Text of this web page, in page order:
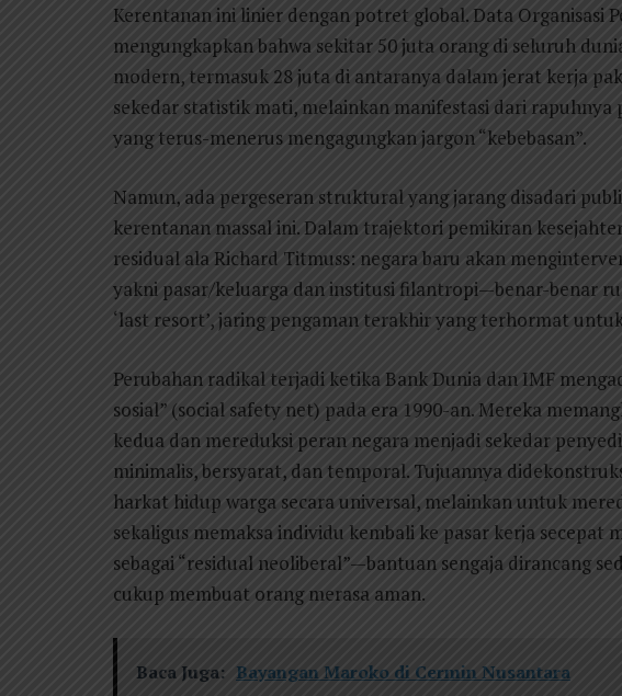
Kerentanan ini linier dengan potret global. Data Organisasi
mengungkapkan bahwa sekitar 50 juta orang di seluruh
modern, termasuk 28 juta di antaranya dalam jerat kerja
sekedar statistik mati, melainkan manifestasi dari rapuhnya
yang terus-menerus mengagungkan jargon “kebebasan”.
Namun, ada pergeseran struktural yang jarang disadari
kerentanan massal ini. Dalam trajektori pemikiran
residual ala Richard Titmuss: negara baru akan
yakni pasar/keluarga dan institusi filantropi—benar-benar
‘last resort’, jaring pengaman terakhir yang terhormat
Perubahan radikal terjadi ketika Bank Dunia dan IMF
sosial” (social safety net) pada era 1990-an. Mereka
kedua dan mereduksi peran negara menjadi sekedar
minimalis, bersyarat, dan temporal. Tujuannya
harkat hidup warga secara universal, melainkan untuk
sekaligus memaksa individu kembali ke pasar kerja secepat
sebagai “residual neoliberal”—bantuan sengaja dirancang
cukup membuat orang merasa aman.
Baca Juga: Bayangan Maroko di Cermin Nusantara